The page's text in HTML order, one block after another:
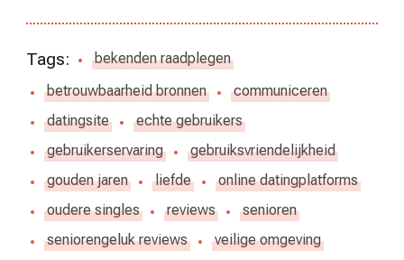
Tags:
bekenden raadplegen
betrouwbaarheid bronnen
communiceren
datingsite
echte gebruikers
gebruikerservaring
gebruiksvriendelijkheid
gouden jaren
liefde
online datingplatforms
oudere singles
reviews
senioren
seniorengeluk reviews
veilige omgeving